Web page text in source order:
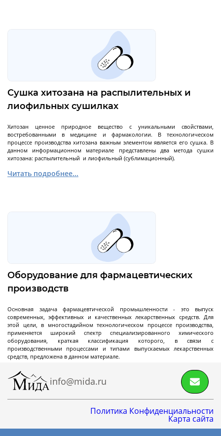
Ректификационное
оборудование
Ректификационные колонны периодического
действия
действия
Реакторы
нержавеющие
Стальные химические реакторы
Стальные смесители
Вакуумно-компрессионный химический
реактор
Высокотемпературный реактор с модулем
Смесители с магнитным приводом
Реакторы высокого давления
Реакторы
Сушка хитозана на распылительных и
лиофильных сушилках
Хитозан ценное природное вещество с уникальными свойствами,
востребованными в медицине и фармакологии. В технологическом
процессе производства хитозана важным элементом является его сушка. В
данном информационном материале представлены два метода сушки
хитозана: распылительный и лиофильный (сублимационный).
Читать подробнее...
Оборудование для фармацевтических
производств
Основная задача фармацевтической промышленности - это выпуск
современных, эффективных и качественных лекарственных средств. Для
этой цели, в многостадийном технологическом процессе производства,
применяется широкий спектр специализированного химического
оборудования, краткая классификация которого, в связи с
производственными процессами и типами выпускаемых лекарственных
средств, предложена в данном материале.
Читать подробнее...
info@mida.ru
Политика Конфиденциальности
Карта сайта